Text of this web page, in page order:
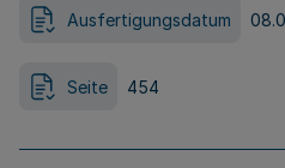
Ausfertigungsdatum
Seite 454